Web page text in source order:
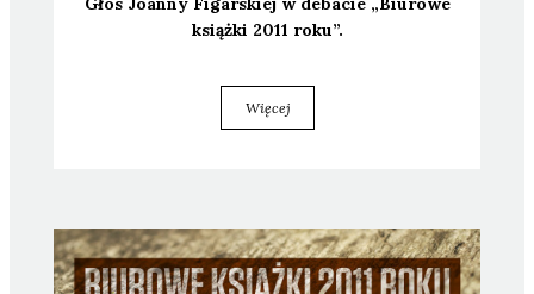
książ­ki 2011 roku”.
Więcej